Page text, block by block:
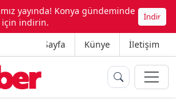
yayında! Konya gündeminde
için indirin.
İndir
Ana Sayfa Künye İletişim